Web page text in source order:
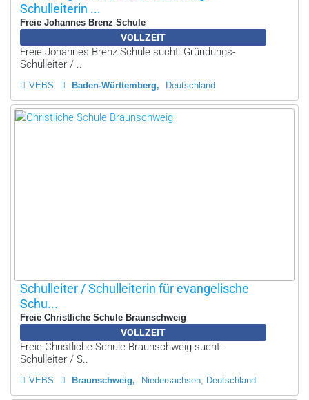
Schulleiterin ...
Freie Johannes Brenz Schule
VOLLZEIT
Freie Johannes Brenz Schule sucht: Gründungs-
Schulleiter / ..
VEBS Baden-Württemberg Deutschland
Schulleiter / Schulleiterin für evangelische
Schu...
Freie Christliche Schule Braunschweig
VOLLZEIT
Freie Christliche Schule Braunschweig sucht:
Schulleiter / S..
VEBS Braunschweig Niedersachsen, Deutschland